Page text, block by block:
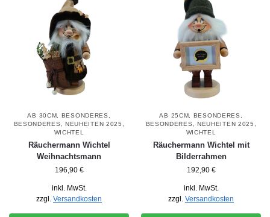
AB 30CM, BESONDERES ,
BESONDERES , NEUHEITEN 2025 ,
WICHTEL
Räuchermann Wichtel
Weihnachtsmann
196,90 €
inkl. MwSt.
zzgl. Versandkosten
AB 25CM, BESONDERES ,
BESONDERES , NEUHEITEN 2025 ,
WICHTEL
Räuchermann Wichtel mit
Bilderrahmen
192,90 €
inkl. MwSt.
zzgl. Versandkosten